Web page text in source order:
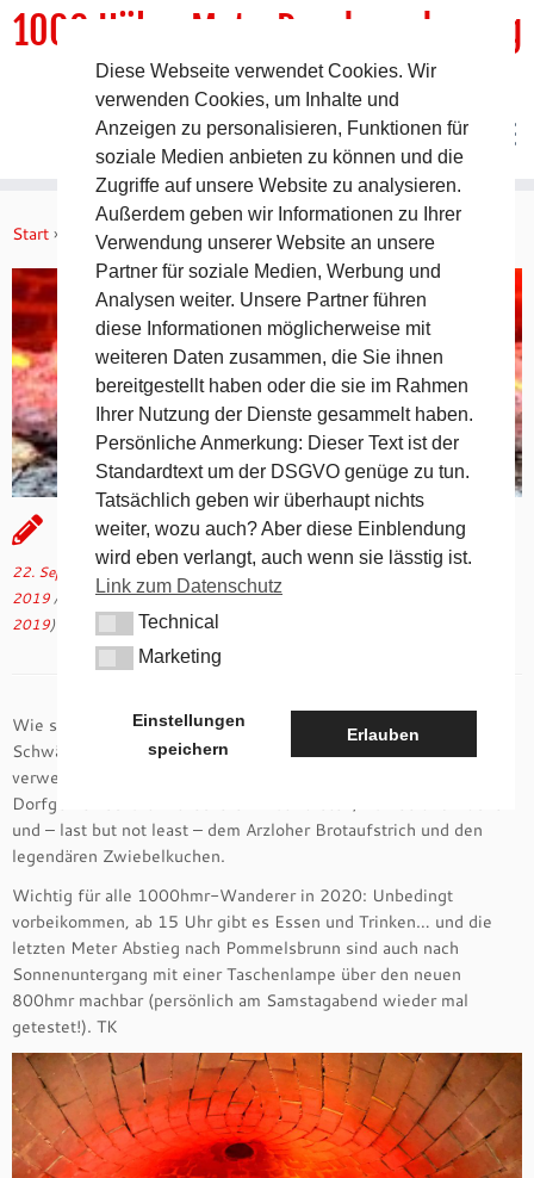
Inhalt
1000 HöhenMeterRundwanderweg
DER Rundwanderweg um Pommelsbrunn
Start » Aktuelles » Backofenfest in Arzlohe
Backofenfest in Arzlohe
22. September 2019 verschlagwortet
Backofenfest
2019/ Brotkuchen/Zwiebelkuchenvontk
2019)
Wie soll man das Backofenfest in Arzlohe beschreiben ohne ins
Schwärmen zu kommen und ohne zuviele Superlative dafür zu
verwenden? Es ist einfach eine grandiose Leistung der
Dorfgemeinschaft mit leckeren Bratwürsten, Kaffee und Kuchen
und – last but not least – dem Arzloher Brotaufstrich und den
legendären Zwiebelkuchen.
Wichtig für alle 1000hmr-Wanderer in 2020: Unbedingt
vorbeikommen, ab 15 Uhr gibt es Essen und Trinken… und die
letzten Meter Abstieg nach Pommelsbrunn sind auch nach
Sonnenuntergang mit einer Taschenlampe über den neuen
800hmr machbar (persönlich am Samstagabend wieder mal
getestet!). TK
Diese Webseite verwendet Cookies. Wir
verwenden Cookies, um Inhalte und
Anzeigen zu personalisieren, Funktionen für
soziale Medien anbieten zu können und die
Zugriffe auf unsere Website zu analysieren.
Außerdem geben wir Informationen zu Ihrer
Verwendung unserer Website an unsere
Partner für soziale Medien, Werbung und
Analysen weiter. Unsere Partner führen
diese Informationen möglicherweise mit
weiteren Daten zusammen, die Sie ihnen
bereitgestellt haben oder die sie im Rahmen
Ihrer Nutzung der Dienste gesammelt haben.
Persönliche Anmerkung: Dieser Text ist der
Standardtext um der DSGVO genüge zu tun.
Tatsächlich geben wir überhaupt nichts
weiter, wozu auch? Aber diese Einblendung
wird eben verlangt, auch wenn sie lässtig ist.
Link zum Datenschutz
TechnicalTechnical
MarketingMarketing
Einstellungen
speichern
Erlauben